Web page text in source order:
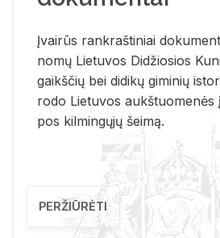
Įvai­rūs rank­raš­ti­niai
no­mų Lie­tu­vos Di­džio­sios
gaikš­čių bei di­di­kų gi­mi­nių
ro­do Lie­tu­vos
pos kil­min­gų­jų šei­mą.
PERŽIŪRĖTI